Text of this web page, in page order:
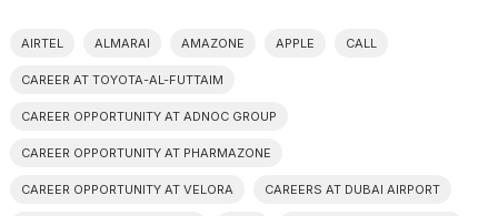
AIRTEL ALMARAI AMAZONE APPLE CALL
CAREER AT TOYOTA-AL-FUTTAIM
CAREER OPPORTUNITY AT ADNOC GROUP
CAREER OPPORTUNITY AT PHARMAZONE
CAREER OPPORTUNITY AT VELORA CAREERS AT DUBAI AIRPORT